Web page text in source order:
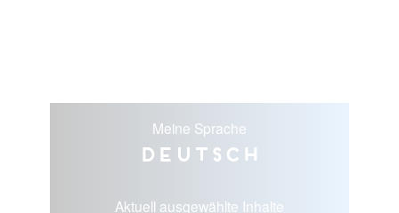
Meine Sprache
Deutsch
Aktuell ausgewählte Inhalte